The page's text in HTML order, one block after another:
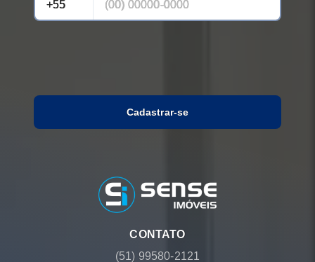
Cadastrar-se
CONTATO
(51) 99580-2121